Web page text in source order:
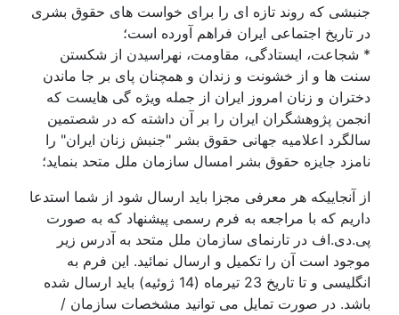
که روند تازه ای را برای خواست های حقوق بشری
تاریخ اجتماعی ایران فراهم آورده است؛
ایستادگی، مقاومت، نهراسیدن از شکستن
ها و از خشونت و زندان و همچنان پای بر جا ماندن
و زنان امروز ایران از جمله ویژه گی هایست که
پژوهشگران ایران را بر آن داشته که در شصتمین
اعلامیه جهانی حقوق بشر "جنبش زنان ایران" را
جایزه حقوق بشر امسال سازمان ملل متحد بنماید؛
آنجاییکه هر معرفی مجزا باید ارسال شود از شما استدعا
که با مراجعه به فرم رسمی پیشنهاد که به صورت
در تارنمای سازمان ملل متحد به آدرس زیر
است آن را تکمیل و ارسال نمائید. این فرم به
انگلیسی و تا تاریخ 23 تیرماه (14 ژوئیه) باید ارسال شده
در صورت تمایل می توانید مشخصات سازمان /